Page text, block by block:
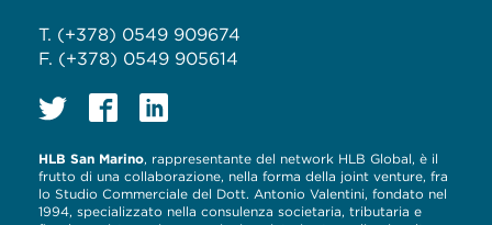
T. (+378) 0549 909674
F. (+378) 0549 905614
HLB San Marino, rappresentante del network HLB Global, è il
frutto di una collaborazione, nella forma della joint venture, fra
lo Studio Commerciale del Dott. Antonio Valentini, fondato nel
1994, specializzato nella consulenza societaria, tributaria e